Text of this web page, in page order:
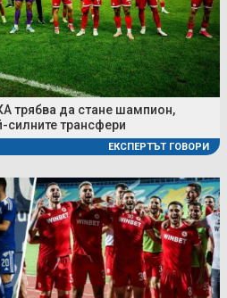
трябва да стане шампион,
силните трансфери
ЕКСПЕРТЪТ ГОВОРИ